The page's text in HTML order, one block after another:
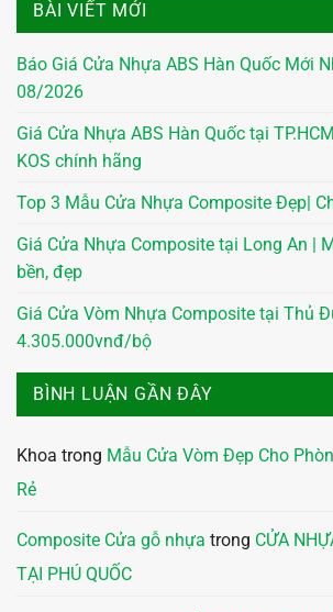
BÀI VIẾT MỚI
Báo Giá Cửa Nhựa ABS Hàn Quốc Mới
08/2026
Giá Cửa Nhựa ABS Hàn Quốc tại
KOS chính hãng
Top 3 Mẫu Cửa Nhựa Composite Đẹp|
Giá Cửa Nhựa Composite tại Long An |
bền, đẹp
Giá Cửa Vòm Nhựa Composite tại Thủ
4.305.000vnđ/bộ
BÌNH LUẬN GẦN ĐÂY
Khoa trong Mẫu Cửa Vòm Đẹp Cho
Rẻ
Composite Cửa gỗ nhựa trong CỬA
TẠI PHÚ QUỐC